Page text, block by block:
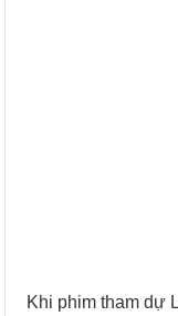
Khi phim tham dự